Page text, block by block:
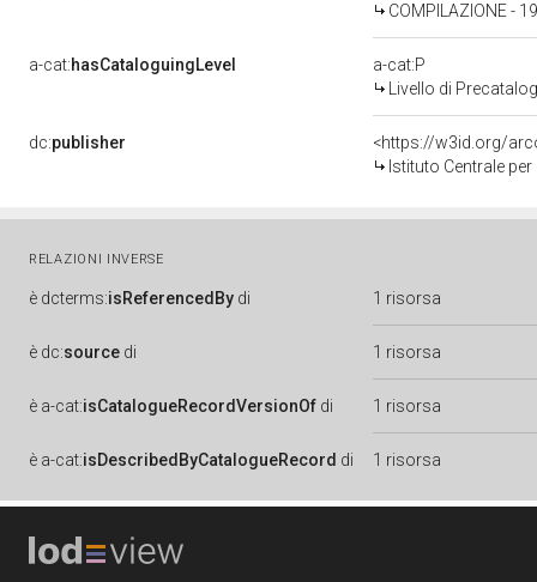
COMPILAZIONE -
a-cat:hasCataloguingLevel
a-cat:P
Livello di
dc:publisher
<https://w3id.org/
Istituto Centrale
RELAZIONI INVERSE
è dcterms:isReferencedBy di 1 risorsa
è dc:source di 1 risorsa
è a-cat:isCatalogueRecordVersionOf di 1 risorsa
è a-cat:isDescribedByCatalogueRecord di 1 risorsa